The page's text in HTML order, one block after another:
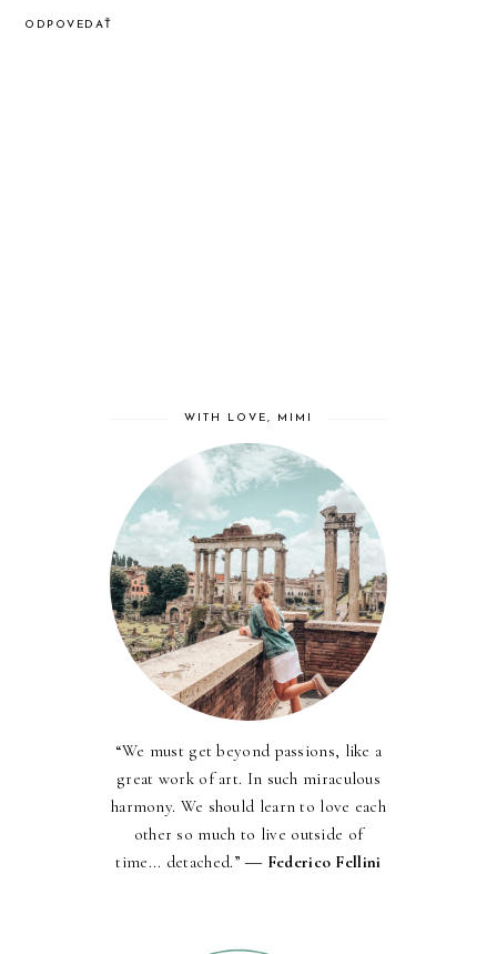
ODPOVEDAŤ
WITH LOVE, MIMI
“We must get beyond passions, like a
great work of art. In such miraculous
harmony. We should learn to love each
other so much to live outside of
time... detached.” ― Federico Fellini